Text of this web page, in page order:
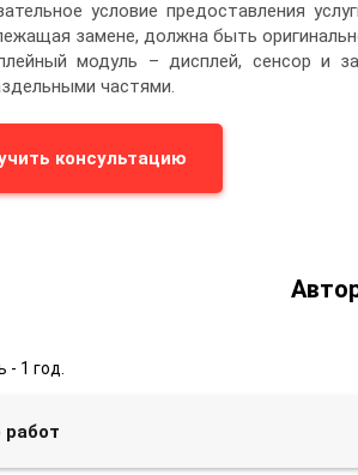
условие предоставления
замене, должна быть
модуль – дисплей, сенсор и
частями.
консультацию
- 1 год.